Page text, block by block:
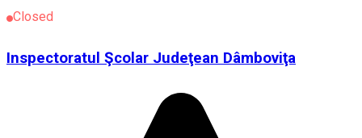
Closed
Inspectoratul Şcolar Judeţean Dâmboviţa